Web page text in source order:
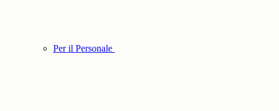
Per il Personale